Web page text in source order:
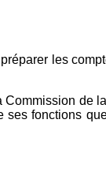
les
de
fonctions